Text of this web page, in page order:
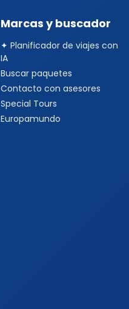
Marcas y buscador
✦ Planificador de viajes con
IA
Buscar paquetes
Contacto con asesores
Special Tours
Europamundo